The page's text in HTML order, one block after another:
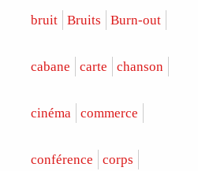
bruit Bruits Burn-out
cabane carte chanson
cinéma commerce
conférence corps